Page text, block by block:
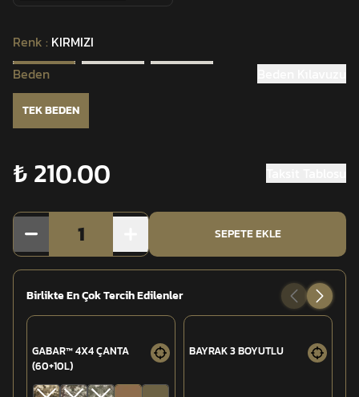
Renk : KIRMIZI
Beden
TEK BEDEN
₺ 210.00
1 SEPETE EKLE
Birlikte En Çok Tercih Edilenler
GABAR™ 4X4 ÇANTA
(60+10L)
BAYRAK 3 BOYUTLU